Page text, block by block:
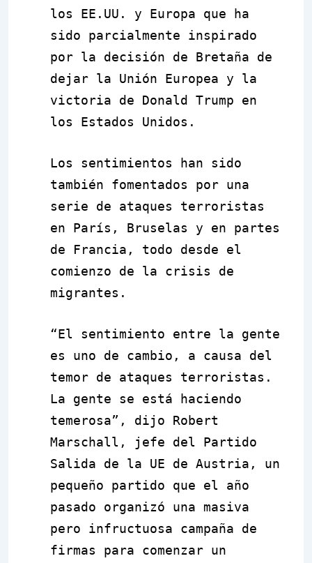
los EE.UU. y Europa que ha
sido parcialmente inspirado
por la decisión de Bretaña de
dejar la Unión Europea y la
victoria de Donald Trump en
los Estados Unidos.
Los sentimientos han sido
también fomentados por una
serie de ataques terroristas
en París, Bruselas y en partes
de Francia, todo desde el
comienzo de la crisis de
migrantes.
“El sentimiento entre la gente
es uno de cambio, a causa del
temor de ataques terroristas.
La gente se está haciendo
temerosa”, dijo Robert
Marschall, jefe del Partido
Salida de la UE de Austria, un
pequeño partido que el año
pasado organizó una masiva
pero infructuosa campaña de
firmas para comenzar un